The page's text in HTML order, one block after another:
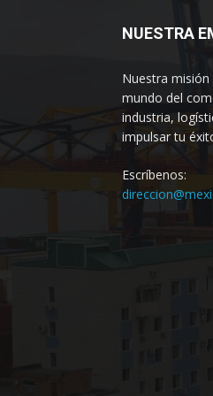
NUESTRA
Nuestra misión
mundo del
industria,
impulsar tu
Escríbenos: